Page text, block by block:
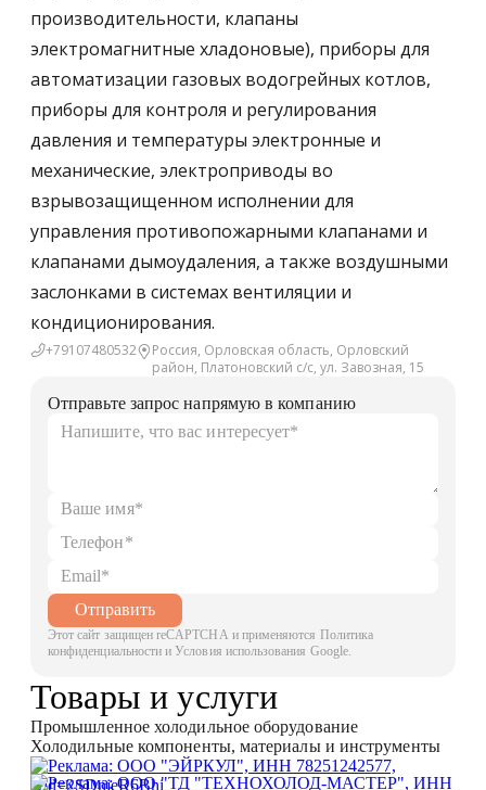
производительности, клапаны
электромагнитные хладоновые), приборы для
автоматизации газовых водогрейных котлов,
приборы для контроля и регулирования
давления и температуры электронные и
механические, электроприводы во
взрывозащищенном исполнении для
управления противопожарными клапанами и
клапанами дымоудаления, а также воздушными
заслонками в системах вентиляции и
кондиционирования.
+79107480532
Россия, Орловская область, Орловский
район, Платоновский с/с, ул. Завозная, 15
Отправьте запрос напрямую в компанию
Отправить
Этот сайт защищен reCAPTCHA и применяются Политика
конфиденциальности и Условия использования Google.
Товары и услуги
Промышленное холодильное оборудование
Холодильные компоненты, материалы и инструменты